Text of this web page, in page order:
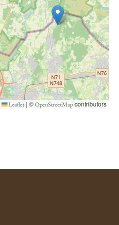
Leaflet | ©OpenStreetMapcontributors